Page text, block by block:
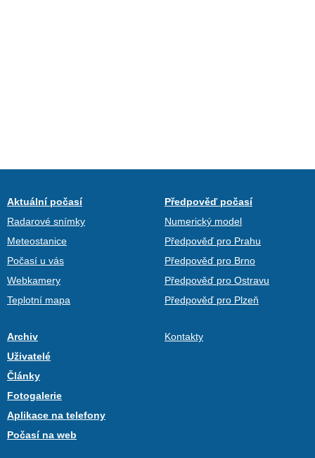
Aktuální počasí
Radarové snímky
Meteostanice
Počasí u vás
Webkamery
Teplotní mapa
Předpověď počasí
Numerický model
Předpověď pro Prahu
Předpověď pro Brno
Předpověď pro Ostravu
Předpověď pro Plzeň
Archiv
Uživatelé
Články
Fotogalerie
Aplikace na telefony
Počasí na web
Kontakty